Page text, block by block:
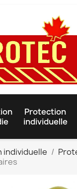
Protection
individuelle
individuelle